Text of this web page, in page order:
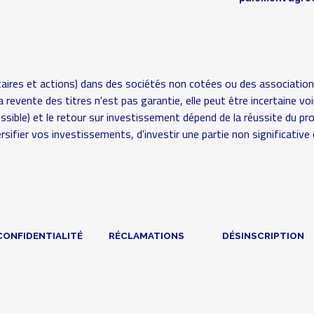
et actions) dans des sociétés non cotées ou des
revente des titres n'est pas garantie, elle peut être incertaine
et le retour sur investissement dépend de la réussite du
vos investissements, d'investir une partie non
RÉCLAMATIONS DÉSINSCRIPTION